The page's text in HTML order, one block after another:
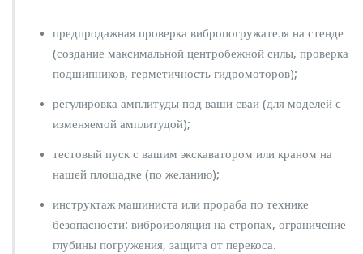
предпродажная проверка вибропогружателя на стенде
(создание максимальной центробежной силы, проверка
подшипников, герметичность гидромоторов);
регулировка амплитуды под ваши сваи (для моделей с
изменяемой амплитудой);
тестовый пуск с вашим экскаватором или краном на
нашей площадке (по желанию);
инструктаж машиниста или прораба по технике
безопасности: виброизоляция на стропах, ограничение
глубины погружения, защита от перекоса.